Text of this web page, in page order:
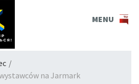
MENU
/
na Jarmark